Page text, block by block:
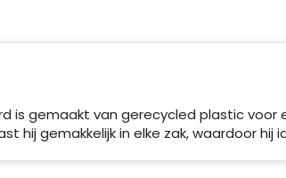
is gemaakt van gerecycled plastic voor
hij gemakkelijk in elke zak, waardoor hij